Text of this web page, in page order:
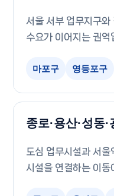
서울 서부 업무지구와
수요가 이어지는 권역
마포구 영등포구
종로·용산·성동·
도심 업무시설과 서울
시설을 연결하는 이동